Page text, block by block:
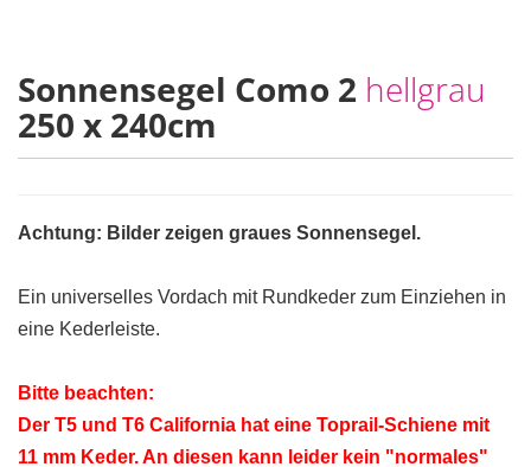
Sonnensegel Como 2 hellgrau
250 x 240cm
Achtung: Bilder zeigen graues Sonnensegel.
Ein universelles Vordach mit Rundkeder zum Einziehen in
eine Kederleiste.
Bitte beachten:
Der T5 und T6 California hat eine Toprail-Schiene mit
11 mm Keder. An diesen kann leider kein "normales"